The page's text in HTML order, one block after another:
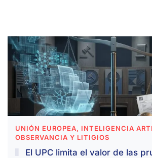
UNIÓN EUROPEA, INTELIGENCIA
OBSERVANCIA Y LITIGIOS
El UPC limita el valor de las